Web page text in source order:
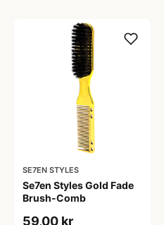
SE7EN STYLES
Se7en Styles Gold Fade
Brush-Comb
59,00 kr